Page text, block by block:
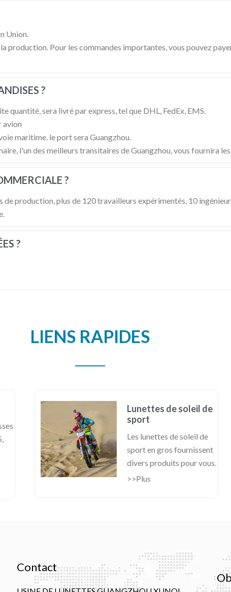
Union.
production. Pour les commandes importantes, vous pouvez
?
quantité, sera livré par express, tel que DHL, FedEx, EMS.
avion
maritime. le port sera Guangzhou.
l'un des meilleurs transitaires de Guangzhou, vous fournira
?
de production, plus de 120 travailleurs expérimentés, 10
?
LIENS RAPIDES
Lunettes de soleil de
sport
Les lunettes de soleil de
sport en gros fournissent
divers produits pour vous.
>>Plus
Contact